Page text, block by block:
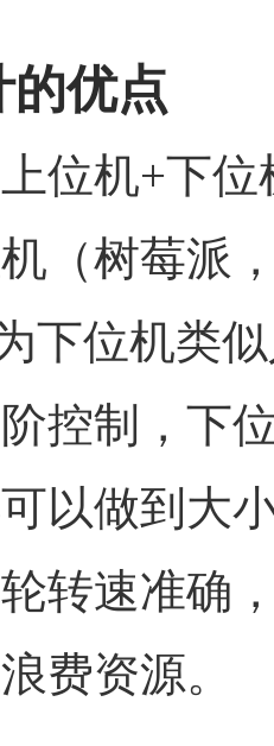
的优点
位机+下
（树莓派
下位机类
控制，下
以做到大
转速准确
费资源。